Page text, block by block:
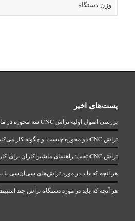
وزن دستگاه
پست‌های اخیر
بررسی اصول اولیه تراش CNC سه محوره در ماشینکاری
تراش CNC دو محوره چیست و چگونه کار می‌کند؟
تراش CNC تخت: راهنمای ماشین‌کاران برای کاربردهای صنعتی
هر آنچه که باید در مورد تراش‌های سی‌ان‌سی با
هر آنچه که باید در مورد دستگاه تراش چند